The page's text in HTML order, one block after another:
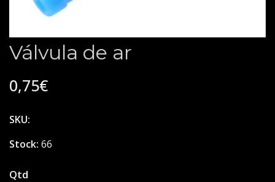
Válvula de ar
0,75€
SKU:
Stock: 66
Qtd